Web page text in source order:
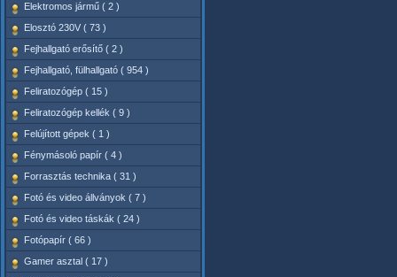
Elektromos jármű ( 2 )
Elosztó 230V ( 73 )
Fejhallgató erősítő ( 2 )
Fejhallgató, fülhallgató ( 954 )
Feliratozógép ( 15 )
Feliratozógép kellék ( 9 )
Felújított gépek ( 1 )
Fénymásoló papír ( 4 )
Forrasztás technika ( 31 )
Fotó és video állványok ( 7 )
Fotó és video táskák ( 24 )
Fotópapír ( 66 )
Gamer asztal ( 17 )